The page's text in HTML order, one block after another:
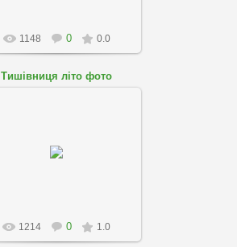
1148 0 0.0
Тишівниця літо фото
1214 0 1.0